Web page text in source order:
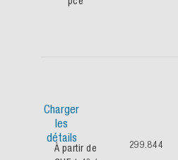
Charger
les
détails
À partir de
299.844